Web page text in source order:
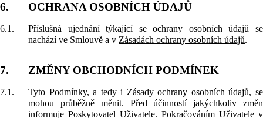
6. OCHRANA OSOBNÍCH ÚDAJŮ
6.1.
Příslušná ujednání týkající se ochrany osobních údajů se
nachází ve Smlouvě a v Zásadách ochrany osobních údajů.
7. ZMĚNY OBCHODNÍCH PODMÍNEK
7.1.
Tyto Podmínky, a tedy i Zásady ochrany osobních údajů, se
mohou průběžně měnit. Před účinností jakýchkoliv změn
informuje Poskytovatel Uživatele. Pokračováním Uživatele v